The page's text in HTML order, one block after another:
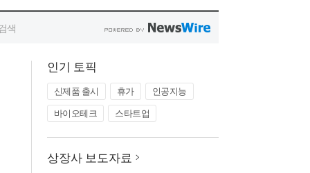
인기 토픽
신제품 출시 휴가
인공지능
바이오테크
스타트업
상장사 보도자료